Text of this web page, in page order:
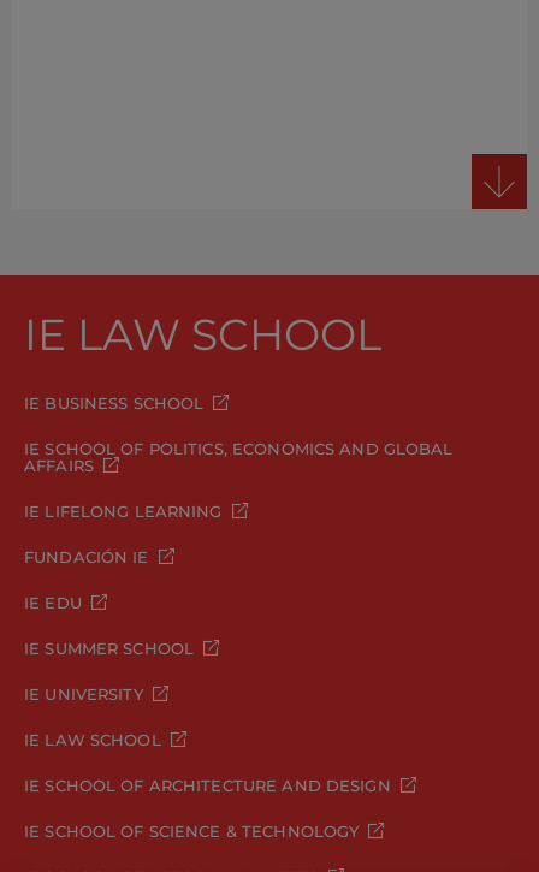
IE LAW SCHOOL
IE BUSINESS SCHOOL
IE SCHOOL OF POLITICS, ECONOMICS AND GLOBAL
AFFAIRS
IE LIFELONG LEARNING
FUNDACIÓN IE
IE EDU
IE SUMMER SCHOOL
IE UNIVERSITY
IE LAW SCHOOL
IE SCHOOL OF ARCHITECTURE AND DESIGN
IE SCHOOL OF SCIENCE & TECHNOLOGY